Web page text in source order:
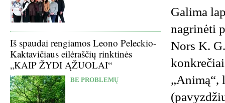
Iš spaudai rengiamos Leono Peleckio-
Kaktavičiaus eilėraščių rinktinės
„KAIP ŽYDI ĄŽUOLAI“
BE PROBLEMŲ
Galima
nagrinėti
Nors K.
konkrečiai
„Animą“,